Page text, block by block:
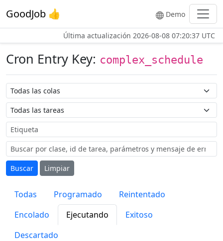
GoodJob 👍 Demo
Última actualización 2026-08-08 07:20:37 UTC
Cron Entry Key: complex_schedule
Nombre de la cola
Nombre de la tarea
Etiqueta
Buscar
Limpiar
Todas Programado
Reintentado
Encolado
Ejecutando
Exitoso
Descartado